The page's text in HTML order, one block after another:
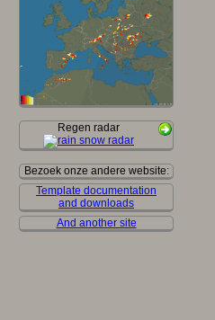
Regen radar
Bezoek onze andere website:
Template documentation
and downloads
And another site